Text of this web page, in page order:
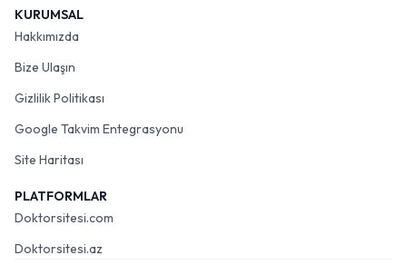
KURUMSAL
Hakkımızda
Bize Ulaşın
Gizlilik Politikası
Google Takvim Entegrasyonu
Site Haritası
PLATFORMLAR
Doktorsitesi.com
Doktorsitesi.az